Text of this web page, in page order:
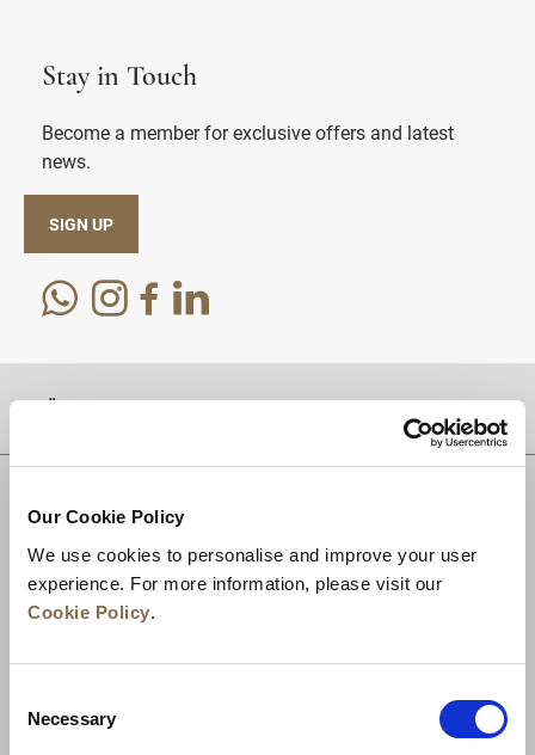
Our Cookie Policy
We use cookies to personalise and improve your user
experience. For more information, please visit our
Cookie Policy.
Selection
Necessary
Stay in Touch
Become a member for exclusive offers and latest
news.
SIGN UP
موقع